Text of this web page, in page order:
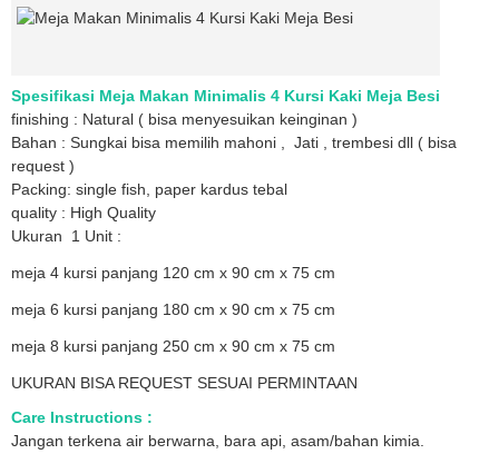
Spesifikasi Meja Makan Minimalis 4 Kursi Kaki Meja Besi
finishing : Natural ( bisa menyesuikan keinginan )
Bahan : Sungkai bisa memilih mahoni , Jati , trembesi dll ( bisa
request )
Packing: single fish, paper kardus tebal
quality : High Quality
Ukuran 1 Unit :
meja 4 kursi panjang 120 cm x 90 cm x 75 cm
meja 6 kursi panjang 180 cm x 90 cm x 75 cm
meja 8 kursi panjang 250 cm x 90 cm x 75 cm
UKURAN BISA REQUEST SESUAI PERMINTAAN
Care Instructions :
Jangan terkena air berwarna, bara api, asam/bahan kimia.